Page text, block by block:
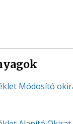
Módosító